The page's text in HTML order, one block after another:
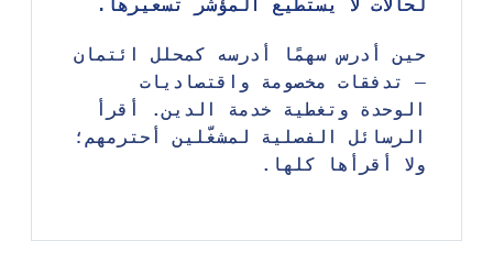
لحالات لا يستطيع المؤشر تسعيرها.
حين أدرس سهمًا أدرسه كمحلل ائتمان
— تدفقات مخصومة واقتصاديات
الوحدة وتغطية خدمة الدين. أقرأ
الرسائل الفصلية لمشغّلين أحترمهم؛
ولا أقرأها كلها.
لحالات لا يستطيع المؤشر تسعيرها.
حين أدرس سهمًا أدرسه كمحلل ائتمان
— تدفقات مخصومة واقتصاديات
الوحدة وتغطية خدمة الدين. أقرأ
الرسائل الفصلية لمشغّلين أحترمهم؛
ولا أقرأها كلها.